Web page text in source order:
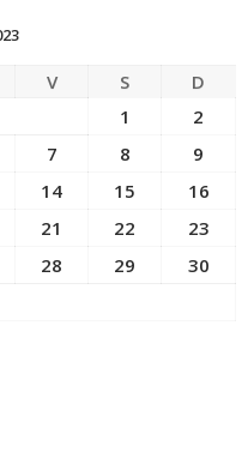
V S
D
1
2
7 8
9
14 15
16
21 22
23
28 29
30